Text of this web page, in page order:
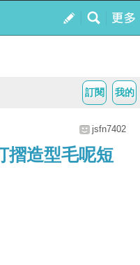
我的
訂閱
jsfn7402
摺造型毛呢短